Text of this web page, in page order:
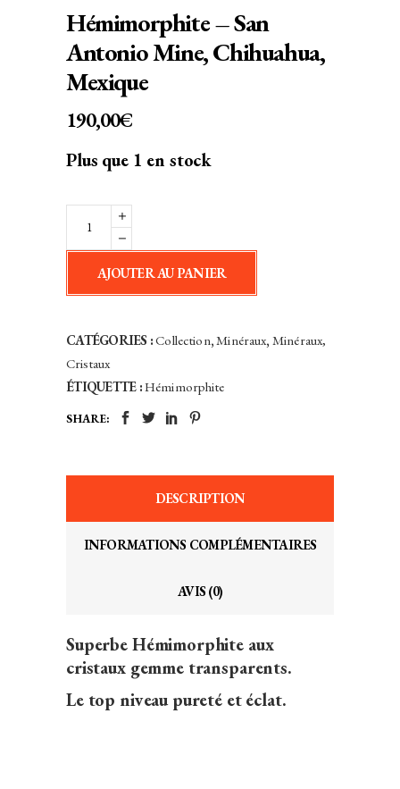
Hémimorphite – San
Antonio Mine, Chihuahua,
Mexique
190,00€
Plus que 1 en stock
Hémimorphite
Antonio
Chihuahua,
quantity
AJOUTER AU PANIER
CATÉGORIES :Collection,Minéraux, Minéraux,
Cristaux
ÉTIQUETTE :Hémimorphite
SHARE:
DESCRIPTION
INFORMATIONS COMPLÉMENTAIRES
AVIS (0)
Superbe Hémimorphite aux
cristaux gemme transparents.
Le top niveau pureté et éclat.